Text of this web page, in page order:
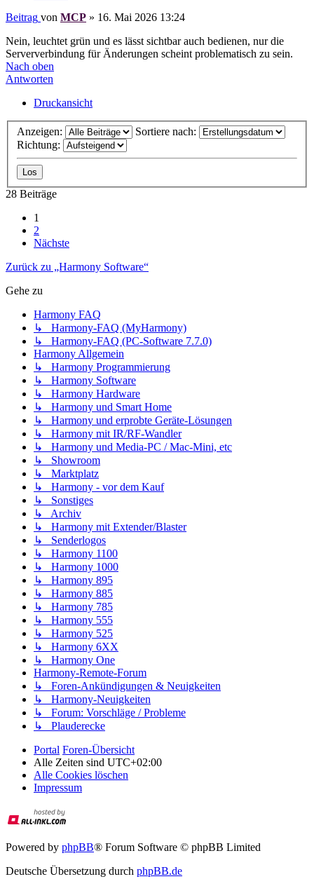
Beitrag von MCP » 16. Mai 2026 13:24
Nein, leuchtet grün und es lässt sichtbar auch bedienen, nur die
Serververbindung für Änderungen scheint problematisch zu sein.
Nach oben
Antworten
Druckansicht
Anzeigen:
Sortiere nach:
Richtung:
28 Beiträge
1
2
Nächste
Zurück zu „Harmony Software“
Gehe zu
Harmony FAQ
↳ Harmony-FAQ (MyHarmony)
↳ Harmony-FAQ (PC-Software 7.7.0)
Harmony Allgemein
↳ Harmony Programmierung
↳ Harmony Software
↳ Harmony Hardware
↳ Harmony und Smart Home
↳ Harmony und erprobte Geräte-Lösungen
↳ Harmony mit IR/RF-Wandler
↳ Harmony und Media-PC / Mac-Mini, etc
↳ Showroom
↳ Marktplatz
↳ Harmony - vor dem Kauf
↳ Sonstiges
↳ Archiv
↳ Harmony mit Extender/Blaster
↳ Senderlogos
↳ Harmony 1100
↳ Harmony 1000
↳ Harmony 895
↳ Harmony 885
↳ Harmony 785
↳ Harmony 555
↳ Harmony 525
↳ Harmony 6XX
↳ Harmony One
Harmony-Remote-Forum
↳ Foren-Ankündigungen & Neuigkeiten
↳ Harmony-Neuigkeiten
↳ Forum: Vorschläge / Probleme
↳ Plauderecke
Portal Foren-Übersicht
Alle Zeiten sind UTC+02:00
Alle Cookies löschen
Impressum
Powered by phpBB® Forum Software © phpBB Limited
Deutsche Übersetzung durch phpBB.de